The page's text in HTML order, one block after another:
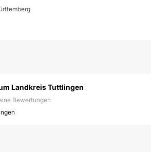
Landkreis Tuttlingen
Bewertungen